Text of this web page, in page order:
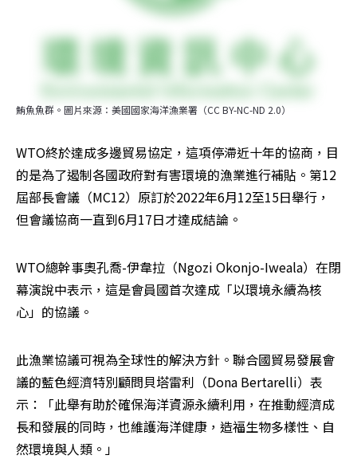
鮪魚魚群。圖片來源：美國國家海洋漁業署（CC BY-NC-ND 2.0）
WTO終於達成多邊貿易協定，這項停滯近十年的協商，目
的是為了遏制各國政府對有害環境的漁業進行補貼。第12
屆部長會議（MC12）原訂於2022年6月12至15日舉行，
但會議協商一直到6月17日才達成結論。
WTO總幹事奧孔喬-伊韋拉（Ngozi Okonjo-Iweala）在閉
幕演說中表示，這是會員國首次達成「以環境永續為核
心」的協議。
此漁業協議可視為全球性的解決方針。聯合國貿易發展會
議的藍色經濟特別顧問貝塔雷利（Dona Bertarelli）表
示：「此舉有助於確保海洋資源永續利用，在推動經濟成
長和發展的同時，也維護海洋健康，造福生物多樣性、自
然環境與人類。」